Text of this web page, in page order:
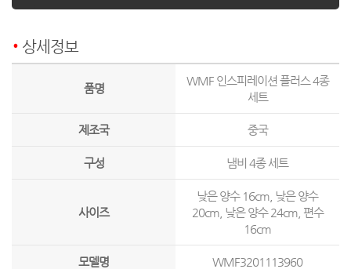
상세정보
품명
WMF 인스피레이션 플러스 4종
세트
제조국 중국
구성 냄비 4종 세트
사이즈
낮은 양수 16cm, 낮은 양수
20cm, 낮은 양수 24cm, 편수
16cm
모델명 WMF3201113960